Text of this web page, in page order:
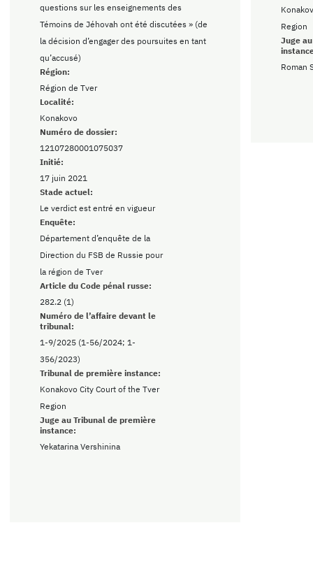
Région:
Région de Tver
Localité:
Konakovo
questions sur les enseignements des
Témoins de Jéhovah ont été discutées » (de
la décision d’engager des poursuites en tant
qu’accusé)
Numéro de dossier:
12107280001075037
Initié:
17 juin 2021
Stade actuel:
Le verdict est entré en vigueur
Enquête:
Département d’enquête de la
Direction du FSB de Russie pour
la région de Tver
Article du Code pénal russe:
282.2 (1)
Numéro de l’affaire devant le
tribunal:
1-9/2025 (1-56/2024; 1-
356/2023)
Tribunal de première instance:
Konakovo City Court of the Tver
Region
Juge au Tribunal de première
instance:
Yekatarina Vershinina
Region
Juge
Roman